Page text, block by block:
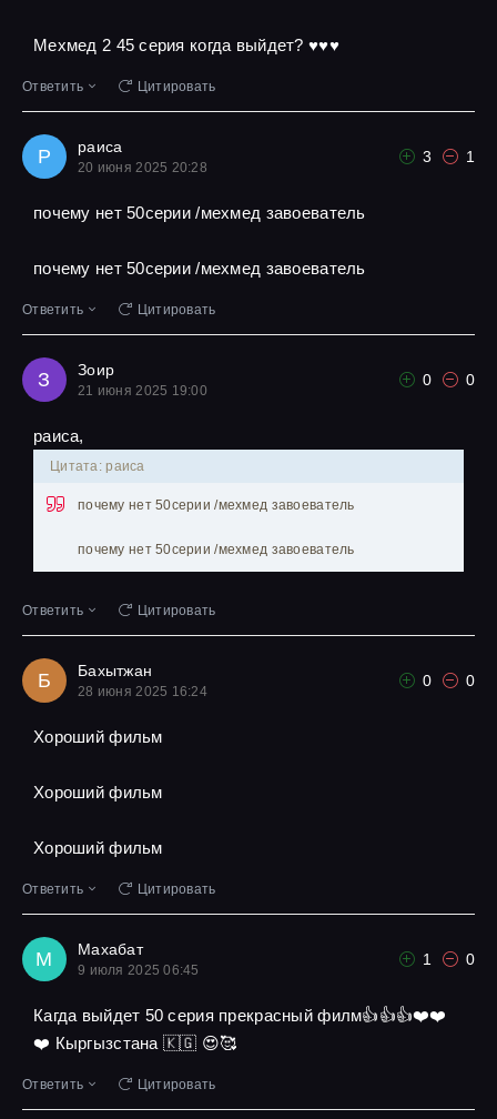
Мехмед 2 45 серия когда выйдет? ♥️♥️♥️
Ответить Цитировать
Р раиса
20 июня 2025 20:28
3 1
почему нет 50серии /мехмед завоеватель
почему нет 50серии /мехмед завоеватель
Ответить Цитировать
З Зоир
21 июня 2025 19:00
0 0
раиса,
Цитата: раиса
почему нет 50серии /мехмед завоеватель
почему нет 50серии /мехмед завоеватель
Ответить Цитировать
Б Бахытжан
28 июня 2025 16:24
0 0
Хороший фильм
Хороший фильм
Хороший фильм
Ответить Цитировать
М Махабат
9 июля 2025 06:45
1 0
Кагда выйдет 50 серия прекрасный филм👍👍👍❤️❤️
❤️ Кыргызстана 🇰🇬 😍🥰
Ответить Цитировать